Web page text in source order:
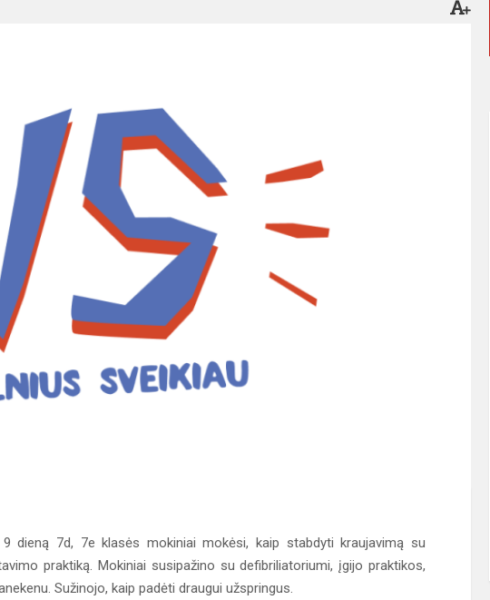
dieną 7d, 7e klasės mokiniai mokėsi, kaip stabdyti kraujavimą su
praktiką. Mokiniai susipažino su defibriliatoriumi, įgijo praktikos,
Sužinojo, kaip padėti draugui užspringus.